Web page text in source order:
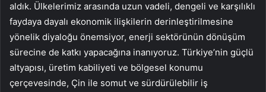
aldık. Ülkelerimiz arasında uzun vadeli, dengeli ve karşılıklı
faydaya dayalı ekonomik ilişkilerin derinleştirilmesine
yönelik diyaloğu önemsiyor, enerji sektörünün dönüşüm
sürecine de katkı yapacağına inanıyoruz. Türkiye’nin güçlü
altyapısı, üretim kabiliyeti ve bölgesel konumu
çerçevesinde, Çin ile somut ve sürdürülebilir iş